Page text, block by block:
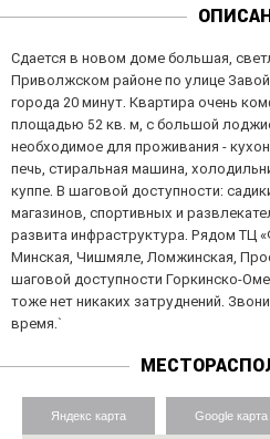
Сдается в новом доме большая,
Приволжском районе по улице
города 20 минут. Квартира очень
площадью 52 кв. м, с большой
необходимое для проживания -
печь, стиральная машина,
куппе. В шаговой доступности:
магазинов, спортивных и
развита инфраструктура. Рядом ТЦ
Минская, Чишмяле, Ломжинская,
шаговой доступности Горкинско-
тоже нет никаких затруднений.
время.`
Яндекс карта Google карта